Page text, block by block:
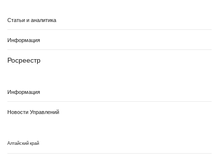
Статьи и аналитика
Информация
Росреестр
Информация
Новости Управлений
Алтайский край